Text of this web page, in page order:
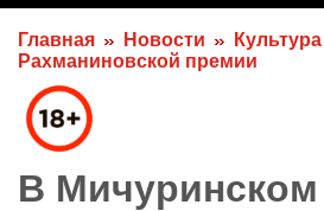
Главная Новости Культура
Рахманиновской премии
В Мичуринском